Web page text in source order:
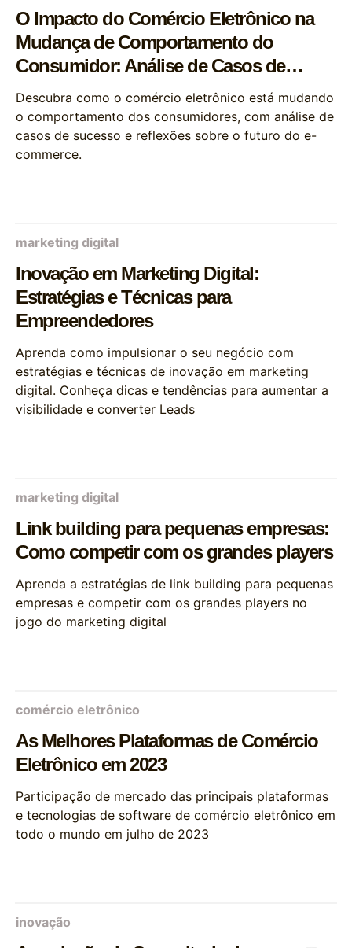
O Impacto do Comércio Eletrônico na
Mudança de Comportamento do
Consumidor: Análise de Casos de
Sucesso
Descubra como o comércio eletrônico está mudando
o comportamento dos consumidores, com análise de
casos de sucesso e reflexões sobre o futuro do e-
commerce.
marketing digital
Inovação em Marketing Digital:
Estratégias e Técnicas para
Empreendedores
Aprenda como impulsionar o seu negócio com
estratégias e técnicas de inovação em marketing
digital. Conheça dicas e tendências para aumentar a
visibilidade e converter Leads
marketing digital
Link building para pequenas empresas:
Como competir com os grandes players
Aprenda a estratégias de link building para pequenas
empresas e competir com os grandes players no
jogo do marketing digital
comércio eletrônico
As Melhores Plataformas de Comércio
Eletrônico em 2023
Participação de mercado das principais plataformas
e tecnologias de software de comércio eletrônico em
todo o mundo em julho de 2023
inovação